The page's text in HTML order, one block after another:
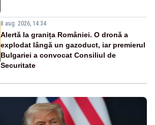
8 aug. 2026, 14:34
Alertă la granița României. O dronă a
explodat lângă un gazoduct, iar premierul
Bulgariei a convocat Consiliul de
Securitate